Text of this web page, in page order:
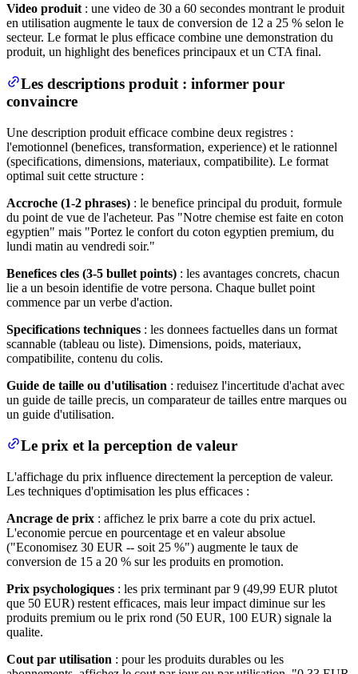
Video produit : une video de 30 a 60 secondes montrant le produit
en utilisation augmente le taux de conversion de 12 a 25 % selon le
secteur. Le format le plus efficace combine une demonstration du
produit, un highlight des benefices principaux et un CTA final.
Les descriptions produit : informer pour
convaincre
Une description produit efficace combine deux registres :
l'emotionnel (benefices, transformation, experience) et le rationnel
(specifications, dimensions, materiaux, compatibilite). Le format
optimal suit cette structure :
Accroche (1-2 phrases) : le benefice principal du produit, formule
du point de vue de l'acheteur. Pas "Notre chemise est faite en coton
egyptien" mais "Portez le confort du coton egyptien premium, du
lundi matin au vendredi soir."
Benefices cles (3-5 bullet points) : les avantages concrets, chacun
lie a un besoin identifie de votre persona. Chaque bullet point
commence par un verbe d'action.
Specifications techniques : les donnees factuelles dans un format
scannable (tableau ou liste). Dimensions, poids, materiaux,
compatibilite, contenu du colis.
Guide de taille ou d'utilisation : reduisez l'incertitude d'achat avec
un guide de taille precis, un comparateur de tailles entre marques ou
un guide d'utilisation.
Le prix et la perception de valeur
L'affichage du prix influence directement la perception de valeur.
Les techniques d'optimisation les plus efficaces :
Ancrage de prix : affichez le prix barre a cote du prix actuel.
L'economie percue en pourcentage et en valeur absolue
("Economisez 30 EUR -- soit 25 %") augmente le taux de
conversion de 15 a 20 % sur les produits en promotion.
Prix psychologiques : les prix terminant par 9 (49,99 EUR plutot
que 50 EUR) restent efficaces, mais leur impact diminue sur les
produits premium ou le prix rond (50 EUR, 100 EUR) signale la
qualite.
Cout par utilisation : pour les produits durables ou les